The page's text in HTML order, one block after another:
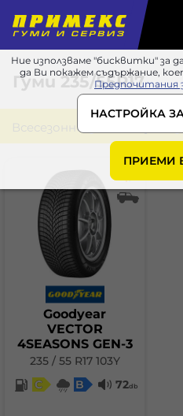
Ние използваме "бисквитки" за
да Ви покажем съдържание,
Предпочитания
НАСТРОЙКА
ПРИЕМИ
Гуми235/55R17
Всесезонни
Goodyear
VECTOR
4SEASONS GEN-3
235 / 55 R17 103Y
C
B 72db